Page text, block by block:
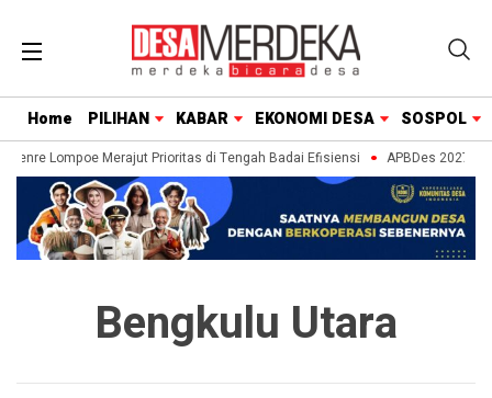
Home PILIHAN KABAR EKONOMI DESA SOSPOL
Lompoe Merajut Prioritas di Tengah Badai Efisiensi APBDes 2027:
Bengkulu Utara